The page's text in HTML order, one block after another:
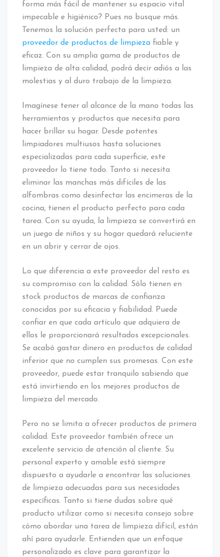
forma más fácil de mantener su espacio vital
impecable e higiénico? Pues no busque más.
Tenemos la solución perfecta para usted: un
proveedor de productos de limpieza fiable y
eficaz. Con su amplia gama de productos de
limpieza de alta calidad, podrá decir adiós a las
molestias y al duro trabajo de la limpieza.
Imagínese tener al alcance de la mano todas las
herramientas y productos que necesita para
hacer brillar su hogar. Desde potentes
limpiadores multiusos hasta soluciones
especializadas para cada superficie, este
proveedor lo tiene todo. Tanto si necesita
eliminar las manchas más difíciles de las
alfombras como desinfectar las encimeras de la
cocina, tienen el producto perfecto para cada
tarea. Con su ayuda, la limpieza se convertirá en
un juego de niños y su hogar quedará reluciente
en un abrir y cerrar de ojos.
Lo que diferencia a este proveedor del resto es
su compromiso con la calidad. Sólo tienen en
stock productos de marcas de confianza
conocidas por su eficacia y fiabilidad. Puede
confiar en que cada artículo que adquiera de
ellos le proporcionará resultados excepcionales.
Se acabó gastar dinero en productos de calidad
inferior que no cumplen sus promesas. Con este
proveedor, puede estar tranquilo sabiendo que
está invirtiendo en los mejores productos de
limpieza del mercado.
Pero no se limita a ofrecer productos de primera
calidad. Este proveedor también ofrece un
excelente servicio de atención al cliente. Su
personal experto y amable está siempre
dispuesto a ayudarle a encontrar las soluciones
de limpieza adecuadas para sus necesidades
específicas. Tanto si tiene dudas sobre qué
producto utilizar como si necesita consejo sobre
cómo abordar una tarea de limpieza difícil, están
ahí para ayudarle. Entienden que un enfoque
personalizado es clave para garantizar la